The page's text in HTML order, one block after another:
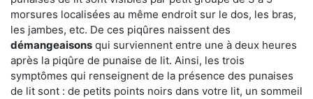
morsures localisées au même endroit sur le dos, les bras,
les jambes, etc. De ces piqûres naissent des
démangeaisons qui surviennent entre une à deux heures
après la piqûre de punaise de lit. Ainsi, les trois
symptômes qui renseignent de la présence des punaises
de lit sont : de petits points noirs dans votre lit, un sommeil